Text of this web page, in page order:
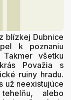
blízkej Dubnice
k poznaniu
všetku
Považia s
ruiny hradu.
už neexistujúce
alebo